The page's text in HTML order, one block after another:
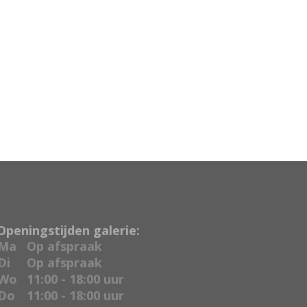
galerie:
Op afspraak
Op afspraak
11:00 - 18:00 uur
11:00 - 18:00 uur